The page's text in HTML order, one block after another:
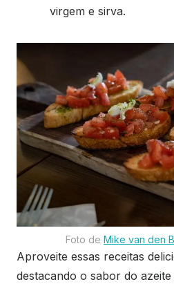
virgem e sirva.
Foto de Mike van den
Aproveite essas receitas
destacando o sabor do